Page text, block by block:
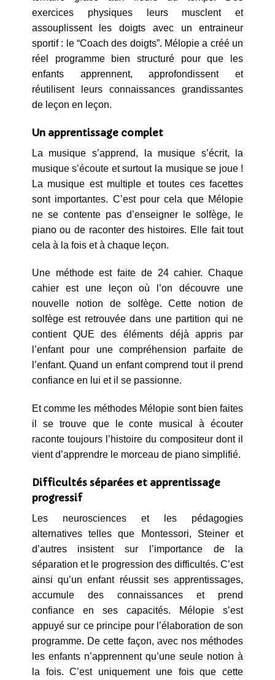
exercices physiques leurs musclent et
assouplissent les doigts avec un entraineur
sportif : le “Coach des doigts”. Mélopie a créé un
réel programme bien structuré pour que les
enfants apprennent, approfondissent et
réutilisent leurs connaissances grandissantes
de leçon en leçon.
Un apprentissage complet
La musique s’apprend, la musique s’écrit, la
musique s’écoute et surtout la musique se joue !
La musique est multiple et toutes ces facettes
sont importantes. C’est pour cela que Mélopie
ne se contente pas d’enseigner le solfège, le
piano ou de raconter des histoires. Elle fait tout
cela à la fois et à chaque leçon.
Une méthode est faite de 24 cahier. Chaque
cahier est une leçon où l’on découvre une
nouvelle notion de solfège. Cette notion de
solfège est retrouvée dans une partition qui ne
contient QUE des éléments déjà appris par
l’enfant pour une compréhension parfaite de
l’enfant. Quand un enfant comprend tout il prend
confiance en lui et il se passionne.
Et comme les méthodes Mélopie sont bien faites
il se trouve que le conte musical à écouter
raconte toujours l’histoire du compositeur dont il
vient d’apprendre le morceau de piano simplifié.
Difficultés séparées et apprentissage
progressif
Les neurosciences et les pédagogies
alternatives telles que Montessori, Steiner et
d’autres insistent sur l’importance de la
séparation et le progression des difficultés. C’est
ainsi qu’un enfant réussit ses apprentissages,
accumule des connaissances et prend
confiance en ses capacités. Mélopie s’est
appuyé sur ce principe pour l’élaboration de son
programme. De cette façon, avec nos méthodes
les enfants n’apprennent qu’une seule notion à
la fois. C’est uniquement une fois que cette